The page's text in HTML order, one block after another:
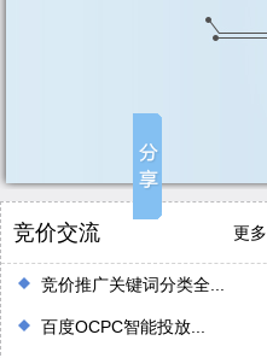
竞价交流 更
竞价推广关键词分类全...
百度OCPC智能投放...